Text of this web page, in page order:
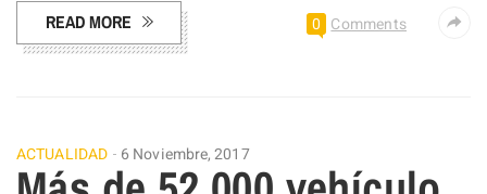
READ MORE 0 Comments
ACTUALIDAD 6 Noviembre, 2017